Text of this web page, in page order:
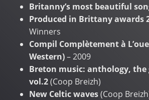
Britanny’s most beautiful
Produced in Brittany awards
Winners
Compil Complètement à
Western)– 2009
Breton music: anthology, the
vol.2(Coop Breizh)
New Celtic waves(Coop